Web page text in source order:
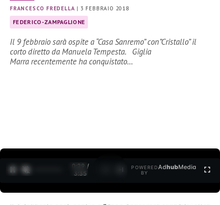
FRANCESCO FREDELLA | 3 FEBBRAIO 2018
FEDERICO-ZAMPAGLIONE
Il 9 febbraio sarà ospite a “Casa Sanremo” con”Cristallo” il
corto diretto da Manuela Tempesta. Giglia
Marra recentemente ha conquistato…
0:30 /
3:35
POWERED
BY
AdhubMedia